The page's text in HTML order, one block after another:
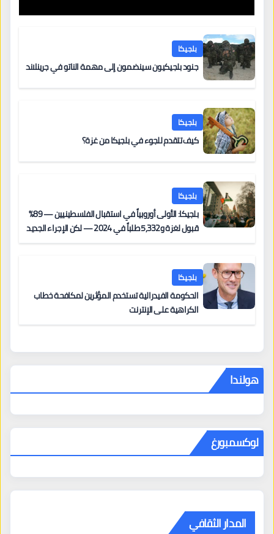
بلجيكا
جنود بلجيكيون سينضمون إلى مهمة الناتو في جرينلاند
بلجيكا
كيف تتقدم للجوء في بلجيكا من غزة؟
بلجيكا
بلجيكا: الأولى أوروبياً في استقبال الفلسطينيين — 89%
قبول لغزة و5,332 طلباً في 2024 — لكن الإجراء الجديد
بلجيكا
الحكومة الفيدرالية تستخدم المؤثرين لمكافحة خطاب
الكراهية على الإنترنت
هولندا
لوكسمبورغ
المدار الثقافي